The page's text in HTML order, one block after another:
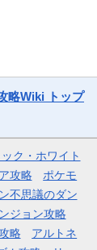
略Wiki トップ
ク・ホワイト
攻略
ポケモ
不思議のダン
ジョン攻略
略
アルトネ